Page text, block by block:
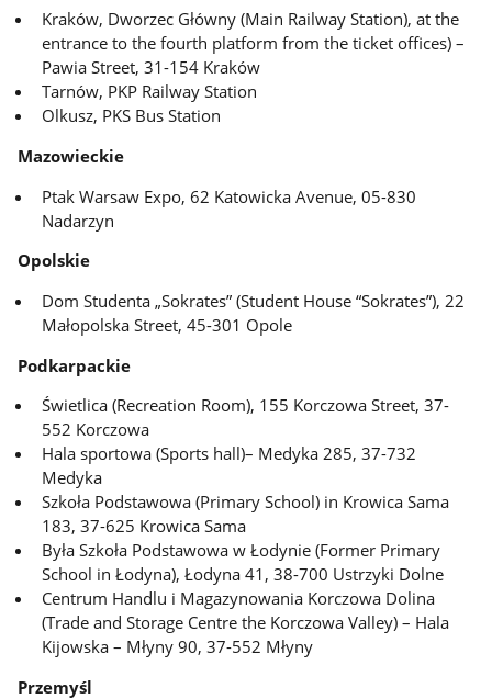
Kraków, Dworzec Główny (Main Railway Station), at the
entrance to the fourth platform from the ticket offices) –
Pawia Street, 31-154 Kraków
Tarnów, PKP Railway Station
Olkusz, PKS Bus Station
Mazowieckie
Ptak Warsaw Expo, 62 Katowicka Avenue, 05-830
Nadarzyn
Opolskie
Dom Studenta „Sokrates” (Student House “Sokrates”), 22
Małopolska Street, 45-301 Opole
Podkarpackie
Świetlica (Recreation Room), 155 Korczowa Street, 37-
552 Korczowa
Hala sportowa (Sports hall)– Medyka 285, 37-732
Medyka
Szkoła Podstawowa (Primary School) in Krowica Sama
183, 37-625 Krowica Sama
Była Szkoła Podstawowa w Łodynie (Former Primary
School in Łodyna), Łodyna 41, 38-700 Ustrzyki Dolne
Centrum Handlu i Magazynowania Korczowa Dolina
(Trade and Storage Centre the Korczowa Valley) – Hala
Kijowska – Młyny 90, 37-552 Młyny
Przemyśl